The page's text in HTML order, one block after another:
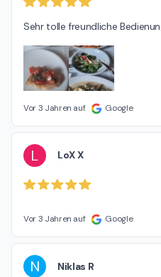
Sehr tolle freundliche
Vor 3 Jahren auf Google
L LoX X
Vor 3 Jahren auf Google
N Niklas R